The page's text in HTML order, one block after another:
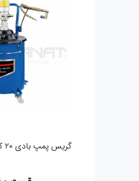
گریس پمپ بادی ۲۰ کیلویی WUFU-7201